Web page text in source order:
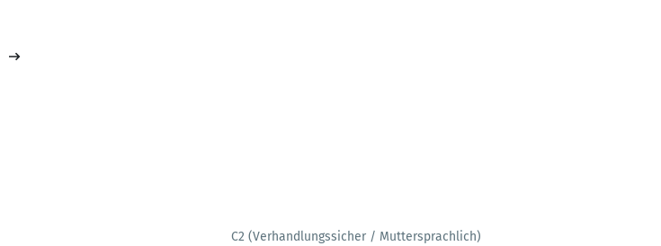
C2 (Verhandlungssicher / Muttersprachlich)